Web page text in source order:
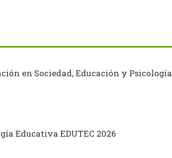
en Sociedad, Educación y Psicología
Educativa EDUTEC 2026